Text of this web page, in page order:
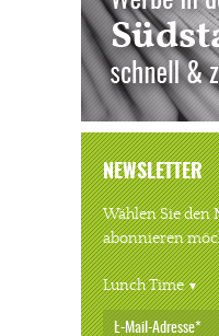
NEWSLETTER
Wählen Sie den
abonnieren
Lunch Time